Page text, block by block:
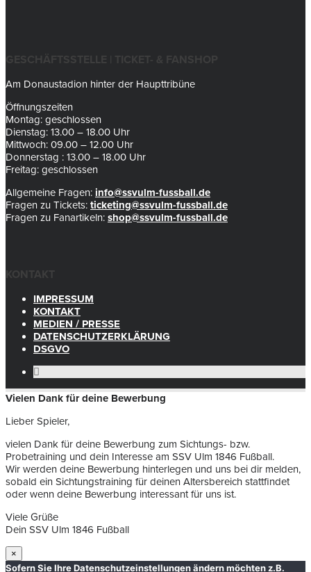
GESCHÄFTSSTELLE | TICKET- & FANSHOP
Am Donaustadion hinter der Haupttribüne
Öffnungszeiten
Montag: geschlossen
Dienstag: 13.00 – 18.00 Uhr
Mittwoch: 09.00 – 12.00 Uhr
Donnerstag : 13.00 – 18.00 Uhr
Freitag: geschlossen
Allgemeine Fragen: info@ssvulm-fussball.de
Fragen zu Tickets: ticketing@ssvulm-fussball.de
Fragen zu Fanartikeln: shop@ssvulm-fussball.de
KONTAKT
IMPRESSUM
KONTAKT
MEDIEN / PRESSE
DATENSCHUTZERKLÄRUNG
DSGVO
Vielen Dank für deine Bewerbung
Lieber Spieler,
vielen Dank für deine Bewerbung zum Sichtungs- bzw.
Probetraining und dein Interesse am SSV Ulm 1846 Fußball.
Wir werden deine Bewerbung hinterlegen und uns bei dir melden,
sobald ein Sichtungstraining für deinen Altersbereich stattfindet
oder wenn deine Bewerbung interessant für uns ist.
Viele Grüße
Dein SSV Ulm 1846 Fußball
×
Sofern Sie Ihre Datenschutzeinstellungen ändern möchten z.B.